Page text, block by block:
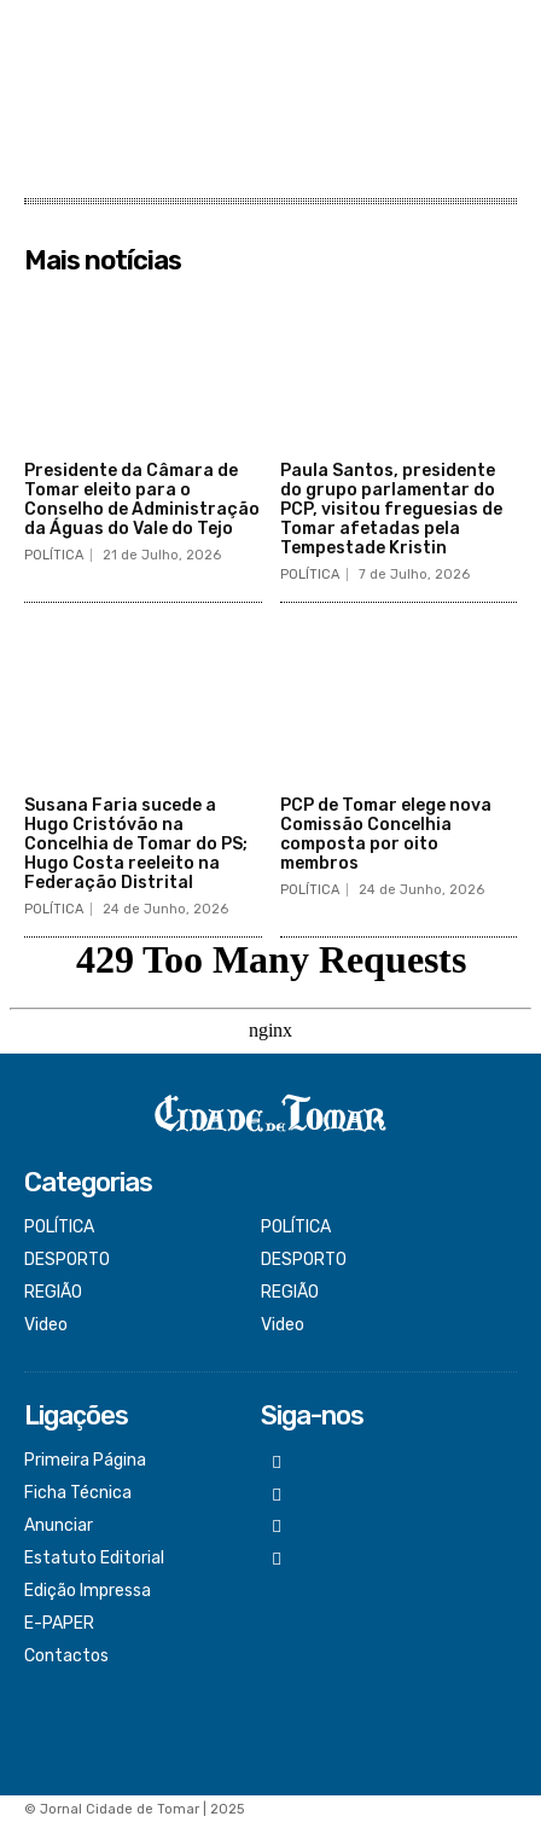
Mais notícias
Presidente da Câmara de
Tomar eleito para o
Conselho de Administração
da Águas do Vale do Tejo
POLÍTICA 21 de Julho, 2026
Paula Santos, presidente
do grupo parlamentar do
PCP, visitou freguesias de
Tomar afetadas pela
Tempestade Kristin
POLÍTICA 7 de Julho, 2026
Susana Faria sucede a
Hugo Cristóvão na
Concelhia de Tomar do PS;
Hugo Costa reeleito na
Federação Distrital
POLÍTICA 24 de Junho, 2026
PCP de Tomar elege nova
Comissão Concelhia
composta por oito
membros
POLÍTICA 24 de Junho, 2026
Categorias
POLÍTICA
DESPORTO
REGIÃO
Video
POLÍTICA
DESPORTO
REGIÃO
Video
Ligações
Primeira Página
Ficha Técnica
Anunciar
Estatuto Editorial
Edição Impressa
E-PAPER
Contactos
Siga-nos
© Jornal Cidade de Tomar | 2025